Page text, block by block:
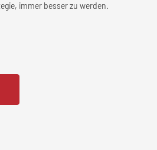
immer besser zu werden.